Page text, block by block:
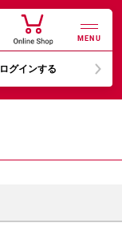
MENU
ログインする